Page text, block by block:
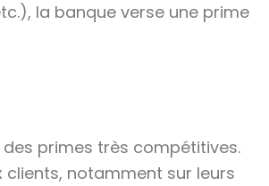
la banque verse une prime
primes très compétitives.
notamment sur leurs